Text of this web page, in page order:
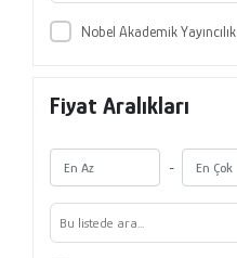
Nobel Akademik Yayıncılık
Fiyat Aralıkları
-